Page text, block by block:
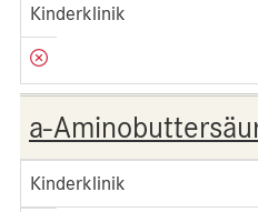
Kinderklinik
a-
Kinderklinik